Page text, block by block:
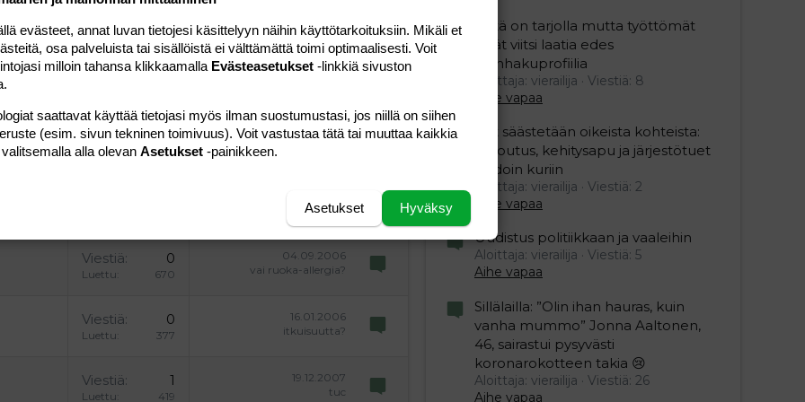
sisennystä
oikealle
text
3
e
Viestiä 0
Luettu 670
04.09.2006
vai ruoka-allergia?
Viestiä 0
Luettu 377
16.01.2006
itkuisuutta?
Viestiä 1
Luettu 419
19.12.2007
tuc
Töitä on tarjolla mutta työttömät
eivät viitsi laatia edes
työnhakuprofiilia
Aloittaja: vierailija
Viestiä: 8
Aihe vapaa
Nyt säästetään oikeista kohteista:
kotoutus, kehitysapu ja järjestötuet
vihdoin kuriin
Aloittaja: vierailija
Viestiä: 2
Aihe vapaa
Uudistus politiikkaan ja vaaleihin
Aloittaja: vierailija
Viestiä: 5
Aihe vapaa
Sillälailla: ”Olin ihan hauras, kuin
vanha mummo” Jonna Aaltonen,
46, sairastui pysyvästi
koronarokotteen takia 😢
Aloittaja: vierailija
Viestiä: 26
Aihe vapaa
evästeet, annat luvan tietojesi käsittelyyn näihin käyttötarkoituksiin. Mikäli et
osa palveluista tai sisällöistä ei välttämättä toimi optimaalisesti. Voit
milloin tahansa klikkaamalla Evästeasetukset -linkkiä sivuston
saattavat käyttää tietojasi myös ilman suostumustasi, jos niillä on siihen
(esim. sivun tekninen toimivuus). Voit vastustaa tätä tai muuttaa kaikkia
alla olevan Asetukset -painikkeen.
Hyväksy
Asetukset